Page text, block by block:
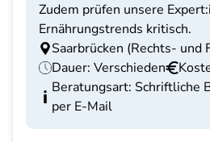
Zudem prüfen unsere
Ernährungstrends kritisch.
Saarbrücken (Rechts- und
Dauer: Verschieden
Beratungsart: Schriftliche
per E-Mail